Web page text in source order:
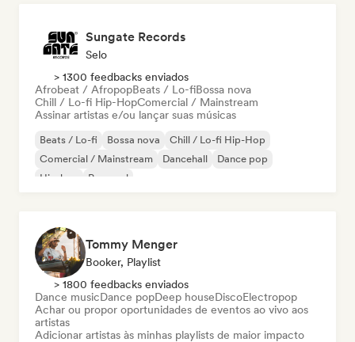
Sungate Records
Selo
> 1300 feedbacks enviados
Afrobeat / AfropopBeats / Lo-fiBossa nova
Chill / Lo-fi Hip-HopComercial / Mainstream
Assinar artistas e/ou lançar suas músicas
Beats / Lo-fi Bossa nova
Chill / Lo-fi Hip-Hop
Comercial / Mainstream
Dancehall
Dance pop
Hip-hop
Pop soul
Tommy Menger
Booker, Playlist
> 1800 feedbacks enviados
Dance musicDance popDeep houseDiscoElectropop
Achar ou propor oportunidades de eventos ao vivo aos
artistas
Adicionar artistas às minhas playlists de maior impacto